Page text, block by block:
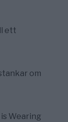
ett
om
Wearing